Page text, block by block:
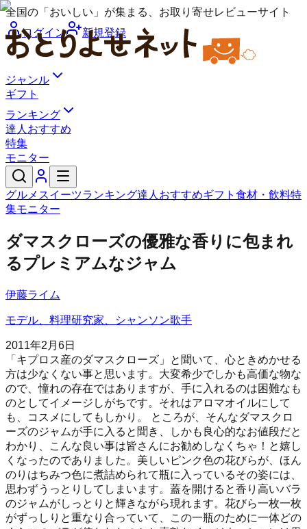
全国の「おいしい」が集まる、お取り寄せレビューサイト
ログイン
新規登録
ジャンル
ギフト
ランキング
達人おすすめ
特集
モニター
グルメ スイーツランキング達人おすすめギフト 食材・飲料特
集モニター
ダマスクローズの優雅な香りに包まれ
るプレミアムなジャム
伊藤ライム
モデル、料理研究家、シャンソン歌手
2011年2月6日
「キプロス産のダマスクローズ」と聞いて、心ときめかせる
方は少なくない事と思います。大変希少でしかも高価な物な
ので、憧れの存在ではありますが、手に入れるのは困難なも
のとしてイメージしがちです。それはアロマオイルにして
も、コスメにしてもしかり。 ところが、そんなダマスクロ
ーズのジャムが手に入ると聞き、しかも良心的なお値段だと
わかり、こんな良い事は皆さんにお勧めしなくちゃ！と嬉し
くなったのでありました。美しいピンク色の花びらが、ほん
のりはちみつ色に煮詰められて瓶に入っているその姿には、
思わずうっとりしてしまいます。蓋を開けると香り高いバラ
のジャムがしっとりと輝きながら現れます。花びら一枚一枚
がずっしりと重なり合っていて、この一瓶のために一体どの